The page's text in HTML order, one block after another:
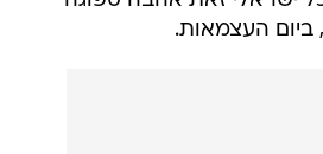
ביום העצמאות.